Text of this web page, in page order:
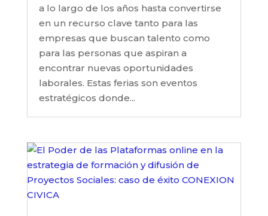
a lo largo de los años hasta convertirse
en un recurso clave tanto para las
empresas que buscan talento como
para las personas que aspiran a
encontrar nuevas oportunidades
laborales. Estas ferias son eventos
estratégicos donde...